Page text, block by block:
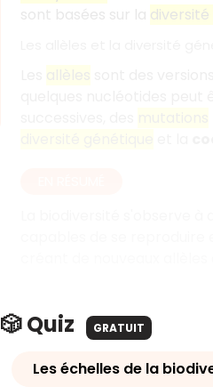
sont basées sur la
🎲 Quiz GRATUIT
Les échelles de la